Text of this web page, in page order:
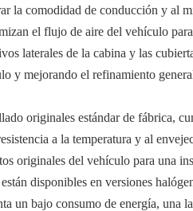
la comodidad de conducción y al
el flujo de aire del vehículo
laterales de la cabina y las
y mejorando el refinamiento
originales estándar de fábrica,
a la temperatura y al
originales del vehículo para una
disponibles en versiones
un bajo consumo de energía, una